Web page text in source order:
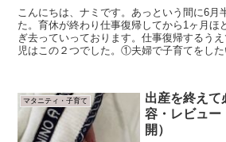
こんにちは、ナミです。あっという間に6月
た。育休が終わり仕事復帰してから1ヶ月ほ
ぎ去っていっております。仕事復帰するう
児はこの２つでした。①夫婦で子育てをし
マタニティ・子育て
出産を終えて
容・レビュ
開）